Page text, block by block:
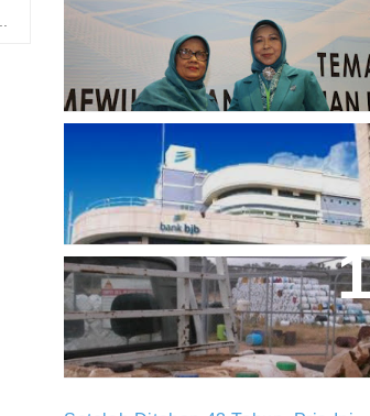
Perpres No.99/2017 Bisa Jadi
Acuan Semangat Pengabdian
Aher Minta Pemerintah Pusat
Masukan Kembali BJB Sebagai
Penyalur KUR
Paparan Pestisida Sebabkan
Parkinson Dan Kanker